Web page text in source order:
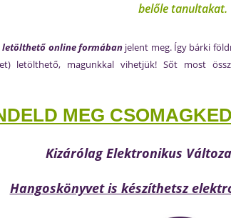
belőle tanultakat.
letölthető online formában jelent meg. Így bárki
letölthető, magunkkal vihetjük! Sőt most
MEG
Kizárólag Elektronikus
Hangoskönyvet is készíthetsz